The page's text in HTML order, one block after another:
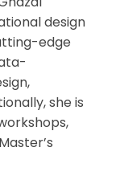
design
edge
she is